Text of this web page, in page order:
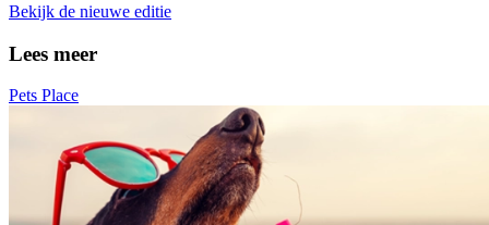
Bekijk de nieuwe editie
Lees meer
Pets Place